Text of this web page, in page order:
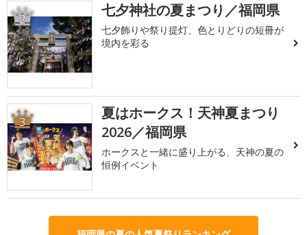
2 七夕神社の夏まつり／福岡県
七夕飾りや祭り提灯、色とりどりの短冊が
境内を彩る
3
夏はホークス！天神夏まつり
2026／福岡県
ホークスと一緒に盛り上がる、天神の夏の
恒例イベント